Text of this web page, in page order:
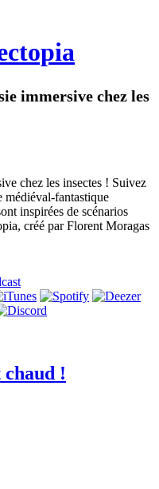
immersive chez les
chez les insectes ! Suivez
médiéval-fantastique
inspirées de scénarios
créé par Florent Moragas
chaud !